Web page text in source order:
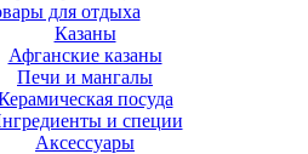
для отдыха
Казаны
Афганские казаны
Печи и мангалы
посуда
и специи
Аксессуары